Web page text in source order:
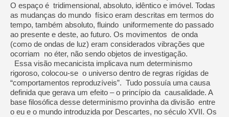
O espaço é tridimensional, absoluto, idêntico e imóvel. Todas
as mudanças do mundo físico eram descritas em termos do
tempo, também absoluto, fluindo uniformemente do passado
ao presente e deste, ao futuro. Os movimentos de onda
(como de ondas de luz) eram considerados vibrações que
ocorriam no éter, não sendo objetos de investigação.
Essa visão mecanicista implicava num determinismo
rigoroso, colocou-se o universo dentro de regras rígidas de
“comportamentos reproduzíveis”. Tudo possuía uma causa
definida que gerava um efeito – o princípio da causalidade. A
base filosófica desse determinismo provinha da divisão entre
o eu e o mundo introduzida por Descartes, no século XVII. Os